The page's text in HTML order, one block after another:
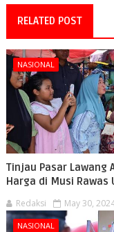
RELATED POST
NASIONAL
Tinjau Pasar Lawang
Harga di Musi Rawas
Redaksi May 30,
NASIONAL